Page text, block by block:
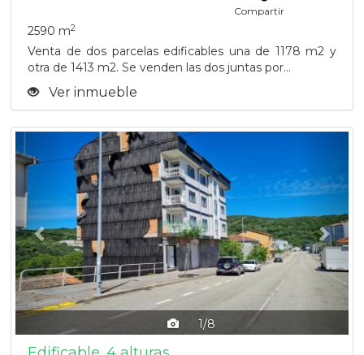
Compartir
2590 m2
Venta de dos parcelas edificables una de 1178 m2 y
otra de 1413 m2. Se venden las dos juntas por...
Ver inmueble
1/8
Previous